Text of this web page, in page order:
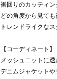
裾回りのカッティン
どの角度から見ても
トレンドライクな
【コーディネート】
メッシュニットに
デニムジャケット